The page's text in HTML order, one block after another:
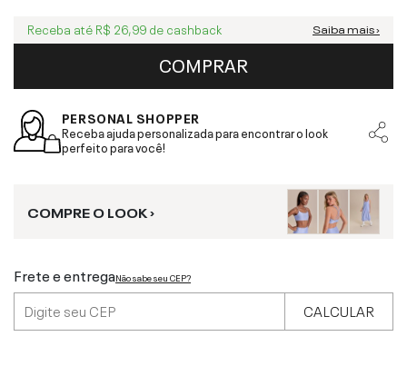
Receba até R$ 26,99 de cashback Saiba mais ›
COMPRAR
PERSONAL SHOPPER
Receba ajuda personalizada para encontrar o look
perfeito para você!
COMPRE O LOOK ›
Frete e entregaNão sabe seu CEP?
CALCULAR